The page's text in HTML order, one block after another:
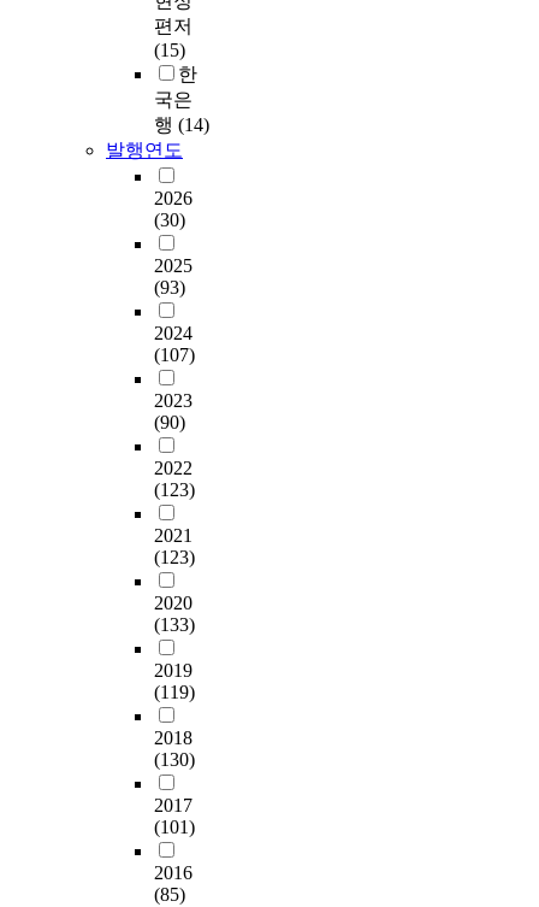
편저
(15)
한
국은
행 (14)
발행연도
2026
(30)
2025
(93)
2024
(107)
2023
(90)
2022
(123)
2021
(123)
2020
(133)
2019
(119)
2018
(130)
2017
(101)
2016
(85)